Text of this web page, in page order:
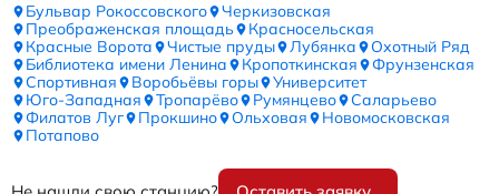
Бульвар Рокоссовского
Черкизовская
Преображенская площадь
Красносельская
Красные Ворота
Чистые пруды Лубянка
Охотный Ряд
Библиотека имени Ленина
Кропоткинская
Фрунзенская
Спортивная
Воробьёвы горы
Университет
Юго-Западная
Тропарёво Румянцево
Саларьево
Филатов Луг
Прокшино Ольховая
Новомосковская
Потапово